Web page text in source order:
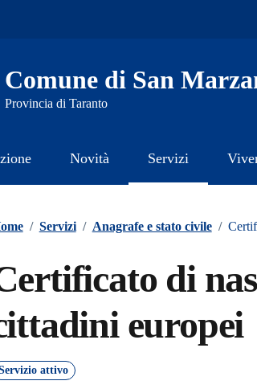
Comune di San
Provincia di Taranto
Novità Servizi
/ Servizi / Anagrafe e stato civile /
di
europei
attivo